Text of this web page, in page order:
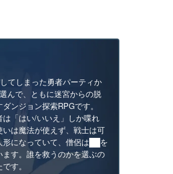
してしまった勇者パーティか
んで、ともに迷宮からの脱
ンジョン探索RPGです。
は「はい/いいえ」しか喋れ
いは魔法が使えず、戦士は可
形になっていて、僧侶は██を
ます。誰を救うのかを選ぶの
す。